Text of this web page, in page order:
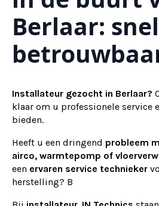
Berlaar:
Installateur gezocht in Berlaar?
klaar om u professionele service
bieden.
Heeft u een dringend probleem
airco, warmtepomp of
een ervaren service technieker
herstelling? B